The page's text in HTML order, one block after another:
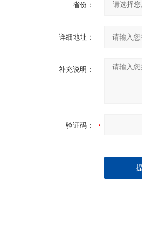
省份：
详细地址：
补充说明：
验证码：